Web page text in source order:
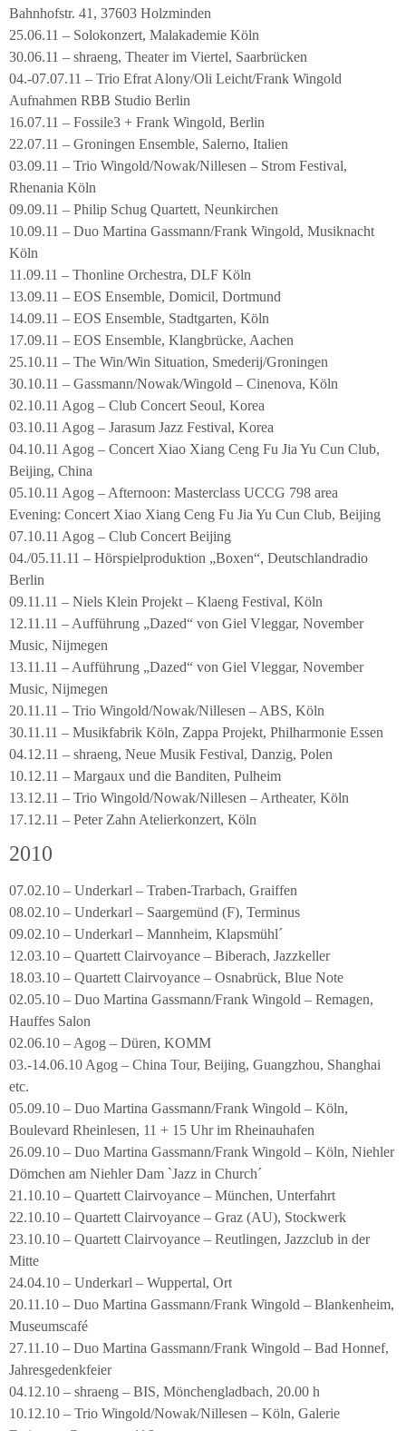
Bahnhofstr. 41, 37603 Holzminden
25.06.11 – Solokonzert, Malakademie Köln
30.06.11 – shraeng, Theater im Viertel, Saarbrücken
04.-07.07.11 – Trio Efrat Alony/Oli Leicht/Frank Wingold
Aufnahmen RBB Studio Berlin
16.07.11 – Fossile3 + Frank Wingold, Berlin
22.07.11 – Groningen Ensemble, Salerno, Italien
03.09.11 – Trio Wingold/Nowak/Nillesen – Strom Festival,
Rhenania Köln
09.09.11 – Philip Schug Quartett, Neunkirchen
10.09.11 – Duo Martina Gassmann/Frank Wingold, Musiknacht
Köln
11.09.11 – Thonline Orchestra, DLF Köln
13.09.11 – EOS Ensemble, Domicil, Dortmund
14.09.11 – EOS Ensemble, Stadtgarten, Köln
17.09.11 – EOS Ensemble, Klangbrücke, Aachen
25.10.11 – The Win/Win Situation, Smederij/Groningen
30.10.11 – Gassmann/Nowak/Wingold – Cinenova, Köln
02.10.11 Agog – Club Concert Seoul, Korea
03.10.11 Agog – Jarasum Jazz Festival, Korea
04.10.11 Agog – Concert Xiao Xiang Ceng Fu Jia Yu Cun Club,
Beijing, China
05.10.11 Agog – Afternoon: Masterclass UCCG 798 area
Evening: Concert Xiao Xiang Ceng Fu Jia Yu Cun Club, Beijing
07.10.11 Agog – Club Concert Beijing
04./05.11.11 – Hörspielproduktion „Boxen“, Deutschlandradio
Berlin
09.11.11 – Niels Klein Projekt – Klaeng Festival, Köln
12.11.11 – Aufführung „Dazed“ von Giel Vleggar, November
Music, Nijmegen
13.11.11 – Aufführung „Dazed“ von Giel Vleggar, November
Music, Nijmegen
20.11.11 – Trio Wingold/Nowak/Nillesen – ABS, Köln
30.11.11 – Musikfabrik Köln, Zappa Projekt, Philharmonie Essen
04.12.11 – shraeng, Neue Musik Festival, Danzig, Polen
10.12.11 – Margaux und die Banditen, Pulheim
13.12.11 – Trio Wingold/Nowak/Nillesen – Artheater, Köln
17.12.11 – Peter Zahn Atelierkonzert, Köln
2010
07.02.10 – Underkarl – Traben-Trarbach, Graiffen
08.02.10 – Underkarl – Saargemünd (F), Terminus
09.02.10 – Underkarl – Mannheim, Klapsmühl´
12.03.10 – Quartett Clairvoyance – Biberach, Jazzkeller
18.03.10 – Quartett Clairvoyance – Osnabrück, Blue Note
02.05.10 – Duo Martina Gassmann/Frank Wingold – Remagen,
Hauffes Salon
02.06.10 – Agog – Düren, KOMM
03.-14.06.10 Agog – China Tour, Beijing, Guangzhou, Shanghai
etc.
05.09.10 – Duo Martina Gassmann/Frank Wingold – Köln,
Boulevard Rheinlesen, 11 + 15 Uhr im Rheinauhafen
26.09.10 – Duo Martina Gassmann/Frank Wingold – Köln, Niehler
Dömchen am Niehler Dam `Jazz in Church´
21.10.10 – Quartett Clairvoyance – München, Unterfahrt
22.10.10 – Quartett Clairvoyance – Graz (AU), Stockwerk
23.10.10 – Quartett Clairvoyance – Reutlingen, Jazzclub in der
Mitte
24.04.10 – Underkarl – Wuppertal, Ort
20.11.10 – Duo Martina Gassmann/Frank Wingold – Blankenheim,
Museumscafé
27.11.10 – Duo Martina Gassmann/Frank Wingold – Bad Honnef,
Jahresgedenkfeier
04.12.10 – shraeng – BIS, Mönchengladbach, 20.00 h
10.12.10 – Trio Wingold/Nowak/Nillesen – Köln, Galerie